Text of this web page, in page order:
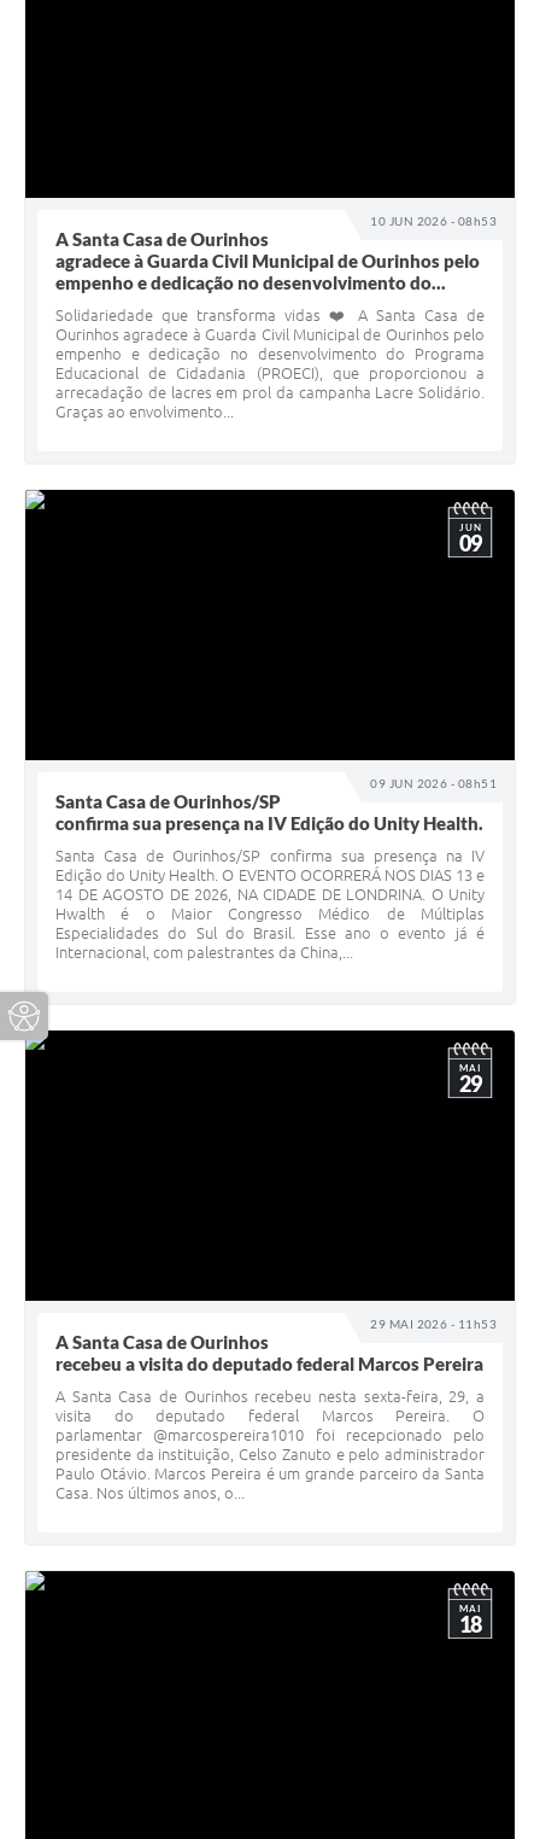
10 JUN 2026 - 08h53
A Santa Casa de Ourinhos
agradece à Guarda Civil Municipal de Ourinhos pelo
empenho e dedicação no desenvolvimento do...
Solidariedade que transforma vidas ❤️ A Santa Casa de
Ourinhos agradece à Guarda Civil Municipal de Ourinhos pelo
empenho e dedicação no desenvolvimento do Programa
Educacional de Cidadania (PROECI), que proporcionou a
arrecadação de lacres em prol da campanha Lacre Solidário.
Graças ao envolvimento...
09 JUN 2026 - 08h51
JUN
09
Santa Casa de Ourinhos/SP
confirma sua presença na IV Edição do Unity Health.
Santa Casa de Ourinhos/SP confirma sua presença na IV
Edição do Unity Health. O EVENTO OCORRERÁ NOS DIAS 13 e
14 DE AGOSTO DE 2026, NA CIDADE DE LONDRINA. O Unity
Hwalth é o Maior Congresso Médico de Múltiplas
Especialidades do Sul do Brasil. Esse ano o evento já é
Internacional, com palestrantes da China,...
29 MAI 2026 - 11h53
MAI
29
A Santa Casa de Ourinhos
recebeu a visita do deputado federal Marcos Pereira
A Santa Casa de Ourinhos recebeu nesta sexta-feira, 29, a
visita do deputado federal Marcos Pereira. O
parlamentar @marcospereira1010 foi recepcionado pelo
presidente da instituição, Celso Zanuto e pelo administrador
Paulo Otávio. Marcos Pereira é um grande parceiro da Santa
Casa. Nos últimos anos, o...
MAI
18